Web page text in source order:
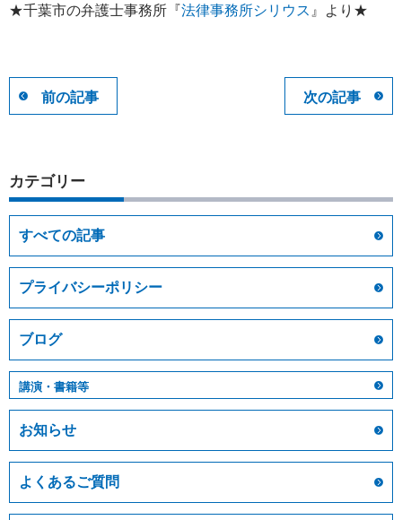
★千葉市の弁護士事務所『法律事務所シリウス 』より★
前の記事 次の記事
カテゴリー
すべての記事
プライバシーポリシー
ブログ
講演・書籍等
お知らせ
よくあるご質問